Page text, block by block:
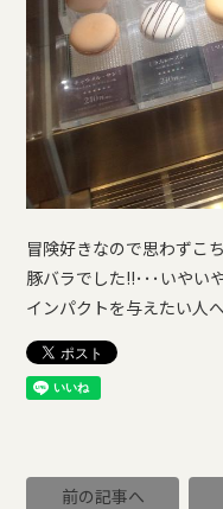
冒険好きなので思わずこ
豚バラでした!!･･･いやい
インパクトを与えたい人
前の記事へ